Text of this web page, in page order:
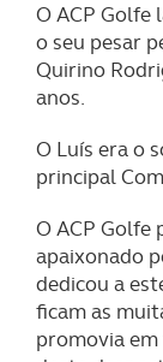
O ACP
o seu pesar
Quirino
anos.
O Luís era o
principal
O ACP Golfe
apaixonado
dedicou a
ficam as
promovia